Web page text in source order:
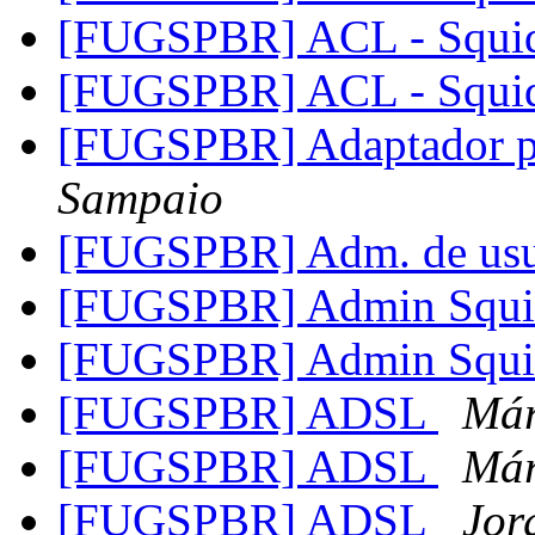
[FUGSPBR] ACL -
[FUGSPBR] ACL -
[FUGSPBR] Adaptador
Sampaio
[FUGSPBR] Adm. de
[FUGSPBR] Admin
[FUGSPBR] Admin
[FUGSPBR] ADSL
[FUGSPBR] ADSL
[FUGSPBR] ADSL